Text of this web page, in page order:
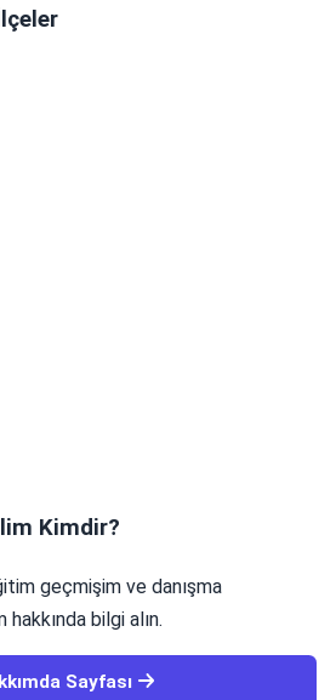
Kimdir?
geçmişim ve danışma
hakkında bilgi alın.
Sayfası